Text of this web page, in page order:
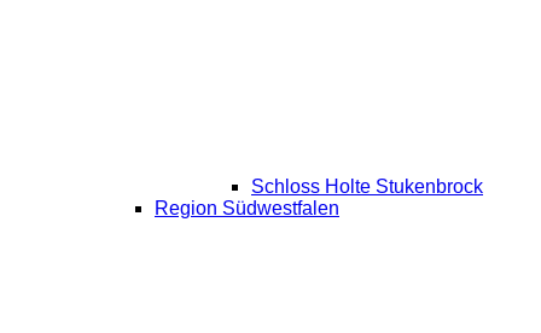
Schloss Holte Stukenbrock
Region Südwestfalen